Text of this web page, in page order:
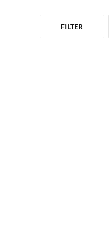
FILTER